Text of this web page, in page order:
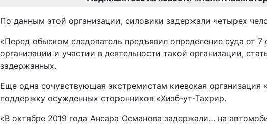
По данным этой организации, силовики задержали четырех
«Перед обыском следователь предъявил определение суда от
организации и участии в деятельности такой организации,
задержанных.
Еще одна сочувствующая экстремистам киевская организация
поддержку осужденных сторонников «Хизб-ут-Тахрир.
«В октябре 2019 года Ансара Османова задержали… на